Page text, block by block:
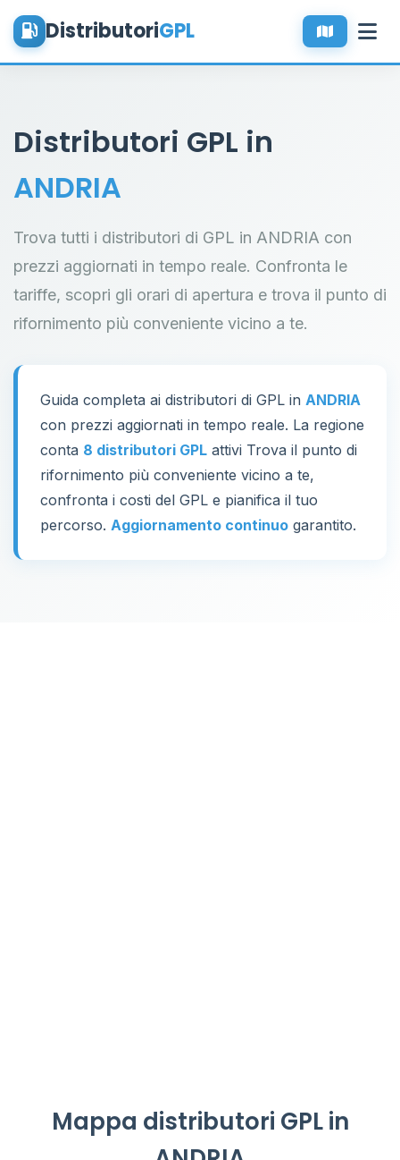
DistributoriGPL
Distributori GPL in
ANDRIA
Trova tutti i distributori di GPL in ANDRIA con
prezzi aggiornati in tempo reale. Confronta le
tariffe, scopri gli orari di apertura e trova il punto di
rifornimento più conveniente vicino a te.
Guida completa ai distributori di GPL in ANDRIA
con prezzi aggiornati in tempo reale. La regione
conta 8 distributori GPL attivi Trova il punto di
rifornimento più conveniente vicino a te,
confronta i costi del GPL e pianifica il tuo
percorso. Aggiornamento continuo garantito.
Mappa distributori GPL in